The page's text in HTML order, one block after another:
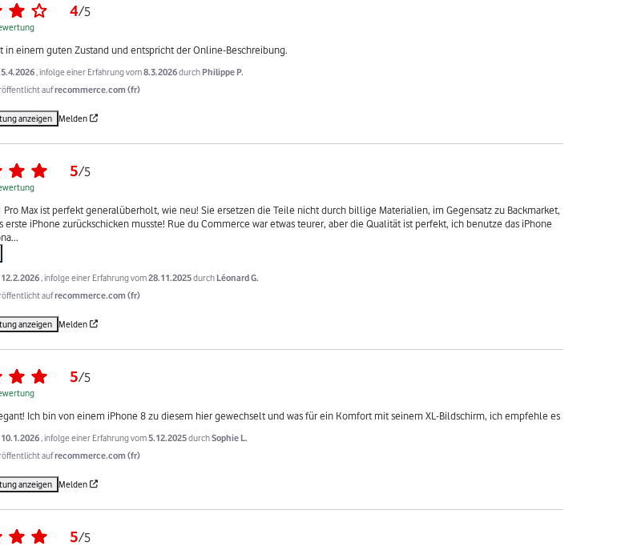
4/5
in einem guten Zustand und entspricht der Online-Beschreibung.
5.4.2026 , infolge einer Erfahrung vom8.3.2026durch Philippe P.
aufrecommerce.com (fr)
anzeigen Melden
5/5
Pro Max ist perfekt generalüberholt, wie neu! Sie ersetzen die Teile nicht durch billige Materialien, im Gegensatz zu Backmarket,
erste iPhone zurückschicken musste! Rue du Commerce war etwas teurer, aber die Qualität ist perfekt, ich benutze das iPhone
...
12.2.2026 , infolge einer Erfahrung vom28.11.2025durch Léonard G.
aufrecommerce.com (fr)
anzeigen Melden
5/5
Ich bin von einem iPhone 8 zu diesem hier gewechselt und was für ein Komfort mit seinem XL-Bildschirm, ich empfehle es
10.1.2026 , infolge einer Erfahrung vom5.12.2025durchSophie L.
aufrecommerce.com (fr)
anzeigen Melden
5/5